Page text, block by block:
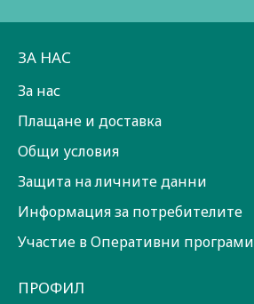
ЗА НАС
За нас
Плащане и доставка
Общи условия
Защита на личните данни
Информация за потребителите
Участие в Оперативни програми
ПРОФИЛ